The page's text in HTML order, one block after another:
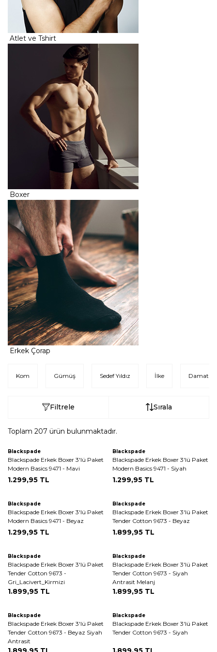
Atlet ve Tshirt
Boxer
Erkek Çorap
Kom Gümüş Sedef Yıldız İlke Damat
Filtrele Sırala
Toplam 207 ürün bulunmaktadır.
Blackspade
Blackspade Erkek Boxer 3'lü Paket
Modern Basics 9471 - Mavi
1.299,95 TL
Blackspade
Blackspade Erkek Boxer 3'lü Paket
Modern Basics 9471 - Siyah
1.299,95 TL
Blackspade
Blackspade Erkek Boxer 3'lü Paket
Modern Basics 9471 - Beyaz
1.299,95 TL
Blackspade
Blackspade Erkek Boxer 3'lü Paket
Tender Cotton 9673 - Beyaz
1.899,95 TL
Blackspade
Blackspade Erkek Boxer 3'lü Paket
Tender Cotton 9673 -
Gri_Lacivert_Kirmizi
1.899,95 TL
Blackspade
Blackspade Erkek Boxer 3'lü Paket
Tender Cotton 9673 - Siyah
Antrasit Melanj
1.899,95 TL
Blackspade
Blackspade Erkek Boxer 3'lü Paket
Tender Cotton 9673 - Beyaz Siyah
Antrasit
Blackspade
Blackspade Erkek Boxer 3'lü Paket
Tender Cotton 9673 - Siyah